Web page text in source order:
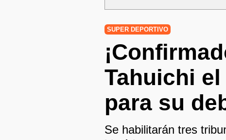
SUPER DEPORTIVO
Tahuichi
para su
Se habilitarán tres